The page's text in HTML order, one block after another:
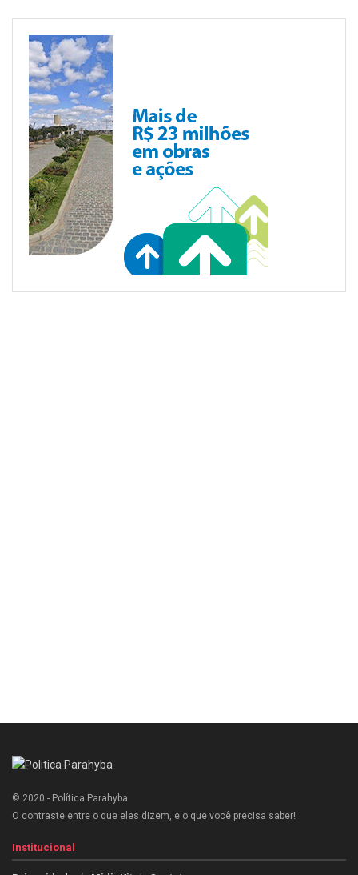
© 2020 - Política Parahyba
O contraste entre o que eles dizem, e o que você precisa saber!
Institucional